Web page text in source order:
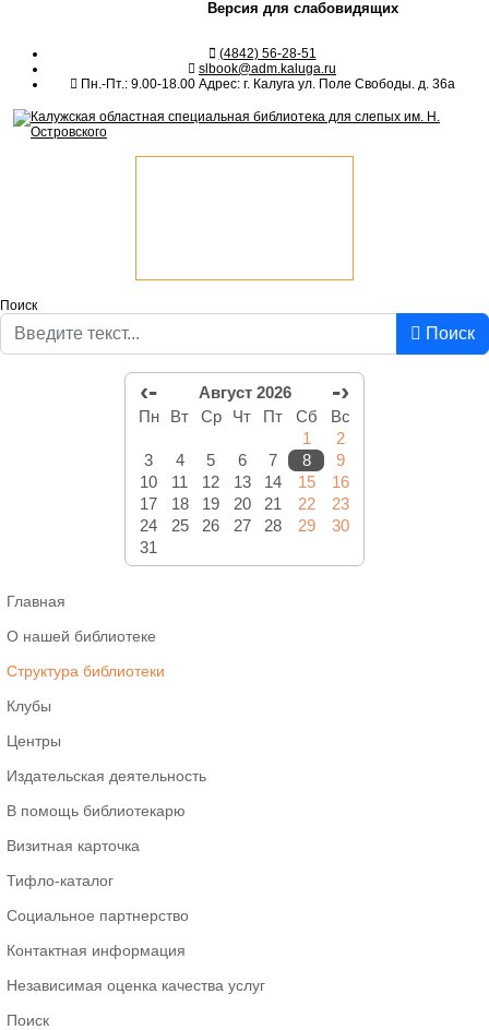
Версия для слабовидящих
(4842) 56-28-51
slbook@adm.kaluga.ru
Пн.-Пт.: 9.00-18.00 Адрес: г. Калуга ул. Поле Свободы. д. 36а
Поиск
Поиск
‹- Август 2026 -›
Пн Вт Ср Чт Пт Сб
Вс
1
2
3
4 5 6 7 8
9
10
11 12 13 14 15
16
17
18 19 20 21 22
23
24
25 26 27 28 29
30
31
Главная
О нашей библиотеке
Структура библиотеки
Клубы
Центры
Издательская деятельность
В помощь библиотекарю
Визитная карточка
Тифло-каталог
Социальное партнерство
Контактная информация
Независимая оценка качества услуг
Поиск